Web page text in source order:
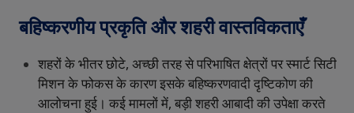
बहिष्करणीयप्रकृतिऔरशहरीवास्तविकताएँ
शहरोंकेभीतरछोटे, अच्छीतरहसेपरिभाषितक्षेत्रोंपरस्मार्टसिटी
मिशनकेफोकसकेकारणइसकेबहिष्करणवादीदृष्टिकोणकी
आलोचनाहुई। कईमामलोंमें, बड़ीशहरीआबादीकीउपेक्षाकरते